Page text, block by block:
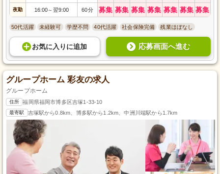
夜勤 16:00～ 翌9:00 60分 募集 募集 募集 募集 募集 募集 募集
50代活躍 未経験可 学歴不問 40代活躍 社会保険完備 残業ほぼなし
お気に入り に追加 応募画面へ進む
グループホーム 彩友の求人
グループホーム
住所 福岡県福岡市博多区吉塚1-33-10
最寄駅 吉塚駅から0.8km、博多駅から1.2km、中洲川端駅から1.7km